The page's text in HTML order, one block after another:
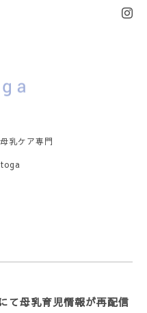
乳ケア専門
て母乳育児情報が再配信